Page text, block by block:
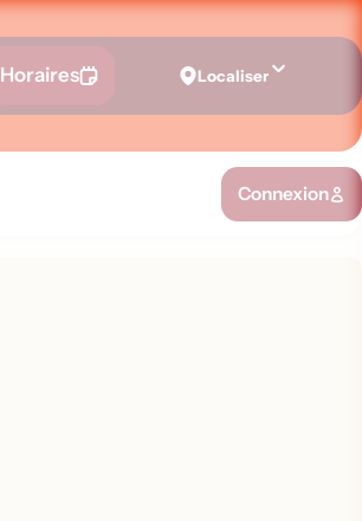
Horaires Localiser
Connexion